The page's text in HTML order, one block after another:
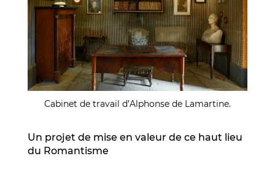
Cabinet de travail d’Alphonse de Lamartine.
Un projet de mise en valeur de ce haut lieu
du Romantisme